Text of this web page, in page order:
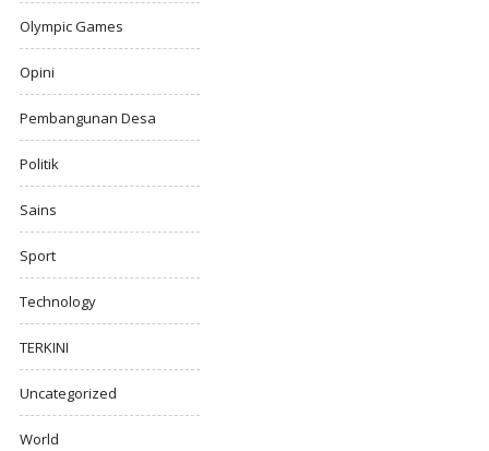
Olympic Games
Opini
Pembangunan Desa
Politik
Sains
Sport
Technology
TERKINI
Uncategorized
World